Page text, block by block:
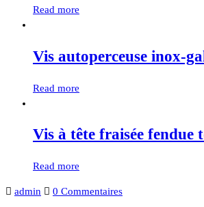
Read more
Vis autoperceuse inox-
Read more
Vis à tête fraisée
Read more
admin 0 Commentaires